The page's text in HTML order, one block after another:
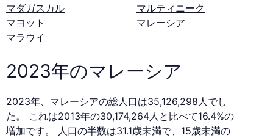
マダガスカル
マヨット
マラウイ
マルティニーク
マレーシア
2023年のマレーシア
2023年、マレーシアの総人口は35,126,298人でし
た。 これは2013年の30,174,264人と比べて16.4%の
増加です。 人口の半数は31.1歳未満で、15歳未満の